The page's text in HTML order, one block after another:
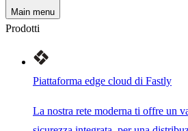
Main menu
Prodotti
Piattaforma edge cloud di Fastly
La nostra rete moderna ti offre un